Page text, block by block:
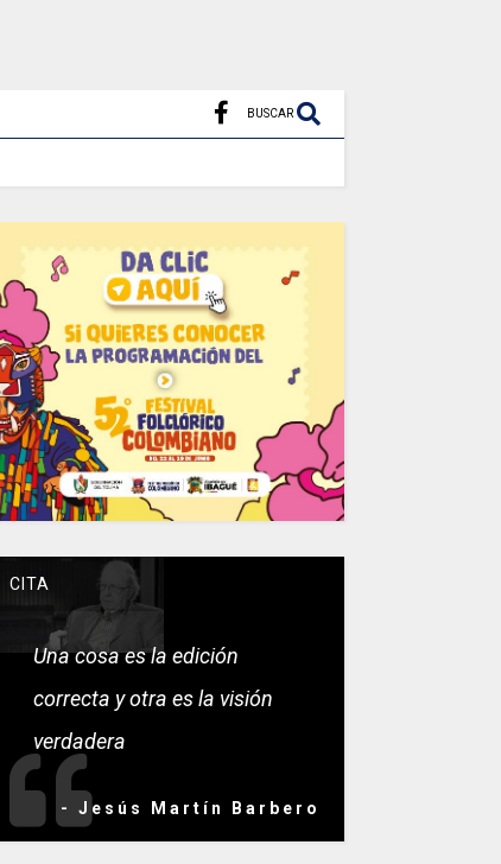
BUSCAR
CITA
Una cosa es la edición
correcta y otra es la visión
verdadera
- Jesús Martín Barbero